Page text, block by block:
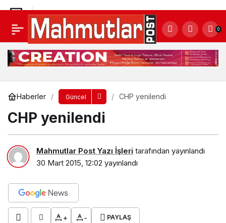
0
Haberler Güncel CHP yenilendi
CHP yenilendi
Mahmutlar Post Yazı İşleri tarafından yayınlandı
30 Mart 2015, 12:02 yayınlandı
+ - PAYLAŞ
Büfeler restaurant gibi
Yorum Yap Paylaş